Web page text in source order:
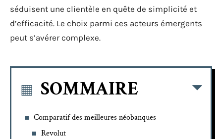
séduisent une clientèle en quête de simplicité et
d’efficacité. Le choix parmi ces acteurs émergents
peut s’avérer complexe.
SOMMAIRE
Comparatif des meilleures néobanques
Revolut